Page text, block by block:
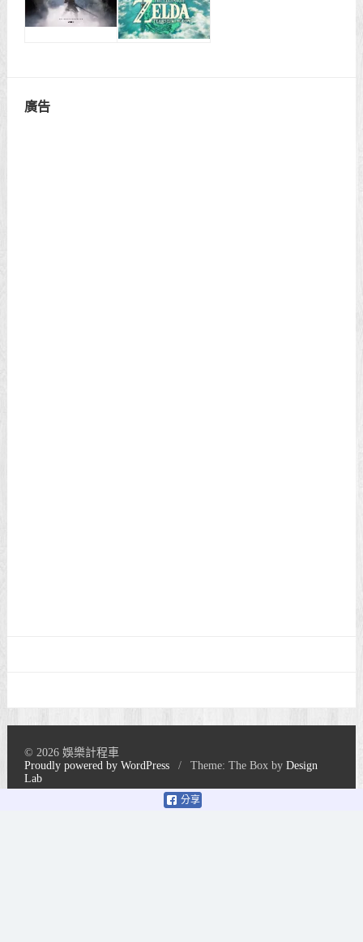
廣告
分享
© 2026 娛樂計程車
Proudly powered by WordPress
/ Theme: The Box byDesign
Lab